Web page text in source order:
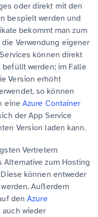
oder direkt mit den
bespielt werden und
bekommt man zum
Verwendung eigener
können direkt
werden; im Falle
Version erhöht
so können
eineAzure Container
der App Service
Version laden kann.
Vertretern
Alternative zum Hosting
können entweder
Außerdem
denAzure
auch wieder